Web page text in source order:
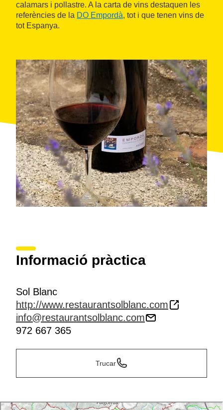
calamars i pollastre. A la carta de vins destaquen les
referències de la DO Empordà, tot i que tenen vins de
tot Espanya.
Informació pràctica
Sol Blanc
http://www.restaurantsolblanc.com
info@restaurantsolblanc.com
972 667 365
Trucar